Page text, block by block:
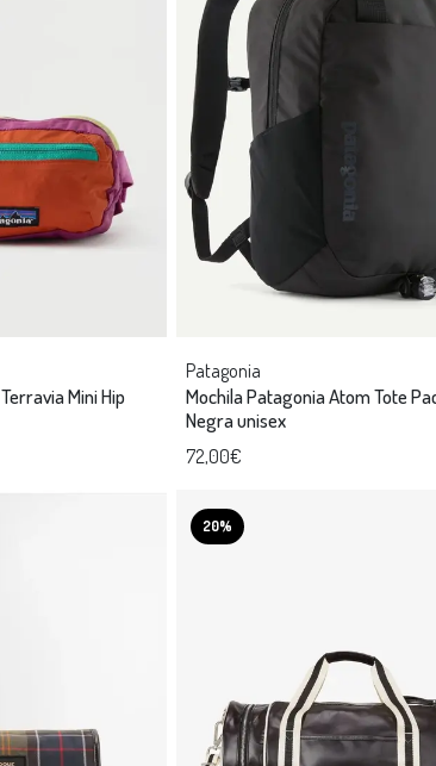
Mini Hip
Patagonia
Mochila Patagonia Atom Tote
Negra unisex
72,00€
20%